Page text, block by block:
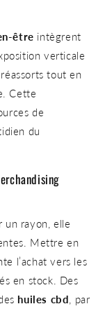
être intègrent
verticale
tout en
Cette
de
du
un rayon, elle
Mettre en
l’achat vers les
en stock. Des
huiles cbd , par